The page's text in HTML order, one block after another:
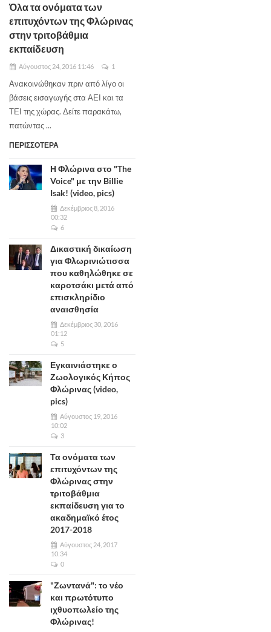
Όλα τα ονόματα των
επιτυχόντων της Φλώρινας
στην τριτοβάθμια
εκπαίδευση
Αύγουστος 24, 2016 11:46 1
Ανακοινώθηκαν πριν από λίγο οι
βάσεις εισαγωγής στα ΑΕΙ και τα
ΤΕΙ της χώρας. Δείτε παρακάτω,
πατώντας ...
ΠΕΡΙΣΣΟΤΕΡΑ
Η Φλώρινα στο "The
Voice" με την Billie
Isak! (video, pics)
Δεκέμβριος 8, 2016
00:32
6
Δικαστική δικαίωση
για Φλωρινιώτισσα
που καθηλώθηκε σε
καροτσάκι μετά από
επισκληρίδιο
αναισθησία
Δεκέμβριος 30, 2016
01:12
5
Εγκαινιάστηκε ο
Ζωολογικός Κήπος
Φλώρινας (video,
pics)
Αύγουστος 19, 2016
10:02
3
Τα ονόματα των
επιτυχόντων της
Φλώρινας στην
τριτοβάθμια
εκπαίδευση για το
ακαδημαϊκό έτος
2017-2018
Αύγουστος 24, 2017
10:34
0
"Ζωντανά": το νέο
και πρωτότυπο
ιχθυοπωλείο της
Φλώρινας!